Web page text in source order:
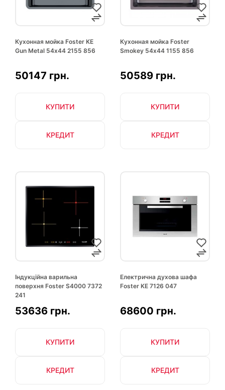
Кухонная мойка Foster KE
Gun Metal 54х44 2155 856
50147 грн.
КУПИТИ
КРЕДИТ
Кухонная мойка Foster
Smokey 54х44 1155 856
50589 грн.
КУПИТИ
КРЕДИТ
Індукційна варильна
поверхня Foster S4000 7372
241
53636 грн.
КУПИТИ
КРЕДИТ
Електрична духова шафа
Foster KE 7126 047
68600 грн.
КУПИТИ
КРЕДИТ